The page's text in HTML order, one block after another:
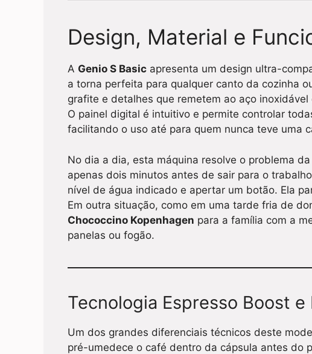
Design, Material e
A Genio S Basic apresenta um design ultra-
a torna perfeita para qualquer canto da cozinha
grafite e detalhes que remetem ao aço
O painel digital é intuitivo e permite controlar
facilitando o uso até para quem nunca teve uma
No dia a dia, esta máquina resolve o problema
apenas dois minutos antes de sair para o
nível de água indicado e apertar um botão. Ela
Em outra situação, como em uma tarde fria de
Chococcino Kopenhagen para a família com a
panelas ou fogão.
Tecnologia Espresso Boost e
Um dos grandes diferenciais técnicos deste
pré-umedece o café dentro da cápsula antes do